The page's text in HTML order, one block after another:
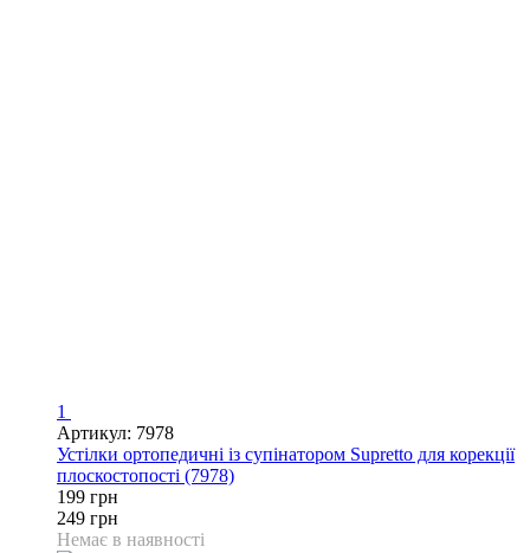
1
Артикул: 7978
Устілки ортопедичні із супінатором Supretto для корекції
плоскостопості (7978)
199 грн
249 грн
Немає в наявності